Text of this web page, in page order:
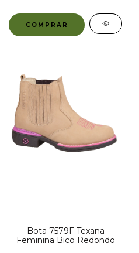
COMPRAR
Bota 7579F Texana
Feminina Bico Redondo